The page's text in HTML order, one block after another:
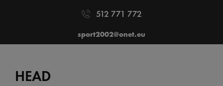
512 771 772
sport2002@onet.eu
HEAD